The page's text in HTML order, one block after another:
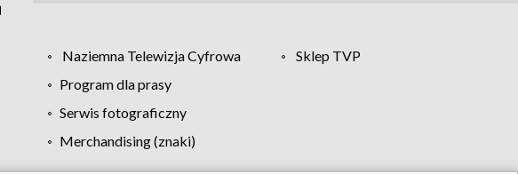
Naziemna Telewizja Cyfrowa
Sklep TVP
Program dla prasy
Serwis fotograficzny
Merchandising (znaki)